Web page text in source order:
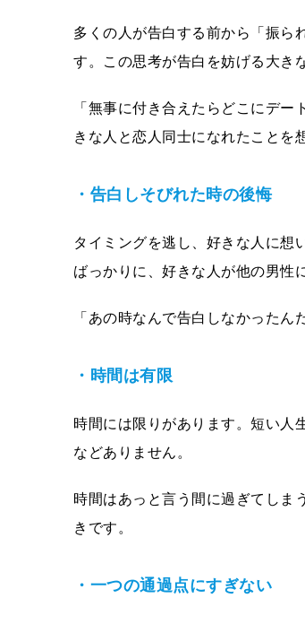
多くの人が告白する前から「振
す。この思考が告白を妨げる大き
「無事に付き合えたらどこにデ
きな人と恋人同士になれたことを
・告白しそびれた時の後悔
タイミングを逃し、好きな人に想
ばっかりに、好きな人が他の男性
「あの時なんで告白しなかったん
・時間は有限
時間には限りがあります。短い人
などありません。
時間はあっと言う間に過ぎてしま
きです。
・一つの通過点にすぎない